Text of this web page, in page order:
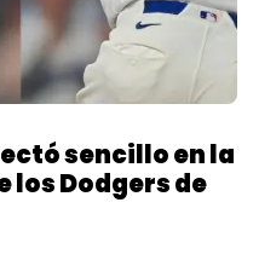
sencillo en la
los Dodgers de